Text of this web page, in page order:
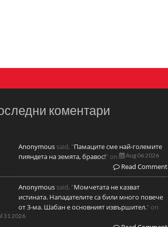
коментари
Anonymous said, "Памаците сме най-големите
пияндета на земята, бравос!" on Aug 06 2026
Read Comment
Anonymous said, "Момчетата не казват
истината. Нападателите са били много повече
от 3-ма. Шабан е основният извършител." on
31 2026